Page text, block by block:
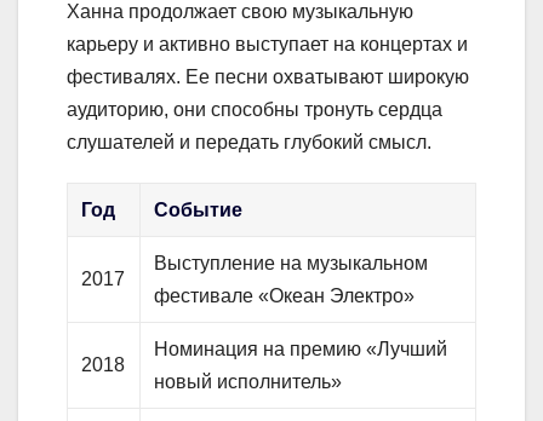
Ханна продолжает свою музыкальную
карьеру и активно выступает на концертах и
фестивалях. Ее песни охватывают широкую
аудиторию, они способны тронуть сердца
слушателей и передать глубокий смысл.
Год Событие
2017
Выступление на музыкальном
фестивале «Океан Электро»
2018
Номинация на премию «Лучший
новый исполнитель»